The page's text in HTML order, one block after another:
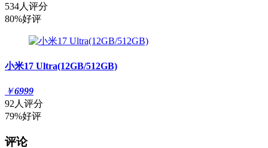
534人评分
80%好评
小米17 Ultra(12GB/512GB)
￥6999
92人评分
79%好评
评论